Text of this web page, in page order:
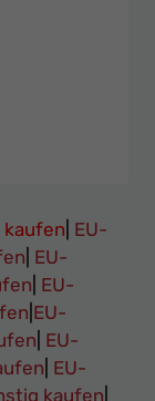
kaufen EU-
EU-
EU-
EU-
EU-
EU-
kaufen